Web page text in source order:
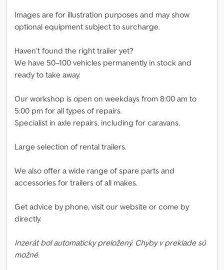
Images are for illustration purposes and may show
optional equipment subject to surcharge.
Haven’t found the right trailer yet?
We have 50–100 vehicles permanently in stock and
ready to take away.
Our workshop is open on weekdays from 8:00 am to
5:00 pm for all types of repairs.
Specialist in axle repairs, including for caravans.
Large selection of rental trailers.
We also offer a wide range of spare parts and
accessories for trailers of all makes.
Get advice by phone, visit our website or come by
directly.
Inzerát bol automaticky preložený. Chyby v preklade sú
možné.